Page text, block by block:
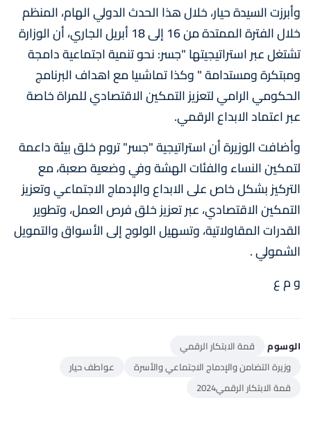
وأبرزت السيدة حيار، خلال هذا الحدث الدولي الهام، المنظم
خلال الفترة الممتدة من 16 إلى 18 أبريل الجاري، أن الوزارة
تشتغل عبر استراتيجيتها "جسر: نحو تنمية اجتماعية دامجة
ومبتكرة ومستدامة " وكذا تماشىيا مع اهداف البرنامج
الحكومي الرامي لتعزيز التمكين الاقتصادي للمراة خاصة
عبر اعتماد الابداع الرقمي.
وأضافت الوزيرة أن استراتيجية "جسر" تروم خلق بيئة داعمة
لتمكين النساء والفئات الهشة وفي وضعية صعبة، مع
التركيز بشكل خاص على الابداع والإدماج الاجتماعي وتعزيز
التمكين الاقتصادي، عبر تعزيز خلق فرص العمل، وتطوير
القدرات المقاولاتية، وتسهيل الولوج إلى الأسواق والتمويل
الشمولي .
و م ع
الوسوم
قمة الابتكار الرقمي
وزيرة التضامن والإدماج الاجتماعي والأسرة
عواطف حيار
قمة الابتكار الرقمي2024